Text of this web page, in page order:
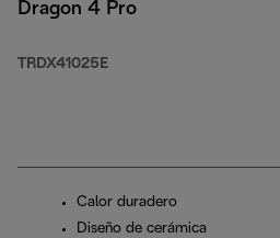
Dragon 4 Pro
TRDX41025E
Calor duradero
Diseño de cerámica